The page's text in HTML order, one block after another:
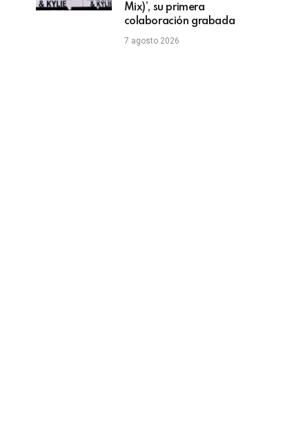
Mix)’, su primera
colaboración grabada
7 agosto 2026